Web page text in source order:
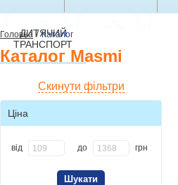
ДИТЯЧИЙ
ТРАНСПОРТ
Головна/Каталог
Каталог Masmi
Скинути фільтри
Ціна
від до грн